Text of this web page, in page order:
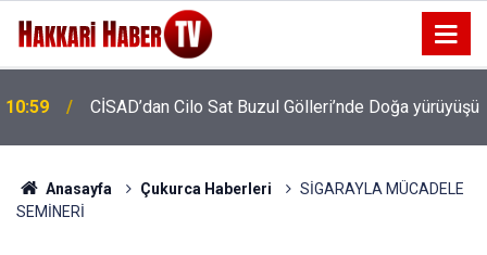
CİSAD’dan Cilo Sat Buzul Gölleri’nde Doğa yürüyüşü
10:34 Allah deyince aklınıza mutluluk gelmeli
Anasayfa Çukurca Haberleri
SİGARAYLA MÜCADELE
SEMİNERİ